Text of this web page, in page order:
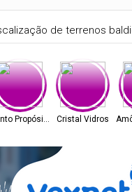
de terrenos
Propósito Cristal Vidros